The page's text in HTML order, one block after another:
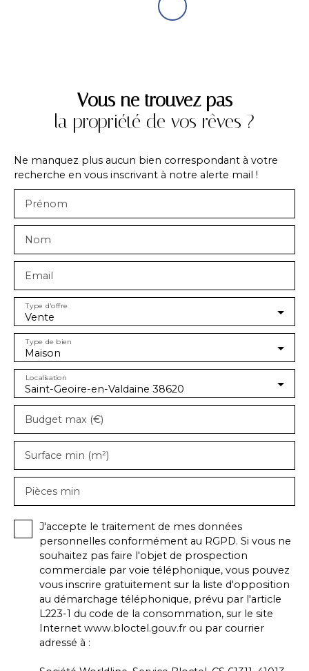
Vous ne trouvez pas
la propriété de vos rêves ?
Ne manquez plus aucun bien correspondant à votre
recherche en vous inscrivant à notre alerte mail !
Prénom
Nom
Email
Vente
Type d'offre
Maison
Type de bien
Saint-Geoire-en-Valdaine 38620
Localisation
Budget max (€)
Surface min (m²)
Pièces min
J'accepte le traitement de mes données
personnelles conformément au RGPD. Si vous ne
souhaitez pas faire l'objet de prospection
commerciale par voie téléphonique, vous pouvez
vous inscrire gratuitement sur la liste d'opposition
au démarchage téléphonique, prévu par l'article
L223-1 du code de la consommation, sur le site
Internet www.bloctel.gouv.fr ou par courrier
adressé à :